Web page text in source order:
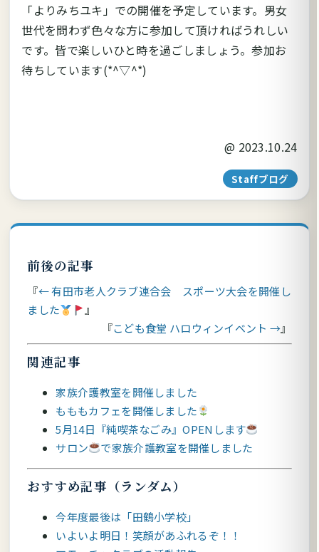
「よりみちユキ」での開催を予定しています。男女
世代を問わず色々な方に参加して頂ければうれしい
です。皆で楽しいひと時を過ごしましょう。参加お
待ちしています(*^▽^*)
@ 2023.10.24
Staffブログ
前後の記事
← 有田市老人クラブ連合会 スポーツ大会を開催し
ました
こども食堂 ハロウィンイベント →
関連記事
家族介護教室を開催しました
もももカフェを開催しました
5月14日『純喫茶なごみ』OPENします
サロン
で家族介護教室を開催しました
おすすめ記事（ランダム）
今年度最後は「田鶴小学校」
いよいよ明日！笑顔があふれるぞ！！